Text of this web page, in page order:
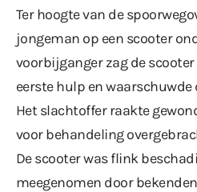
Ter hoogte van de
jongeman op een scooter
voorbijganger zag de
eerste hulp en
Het slachtoffer raakte
voor behandeling
De scooter was flink
meegenomen door